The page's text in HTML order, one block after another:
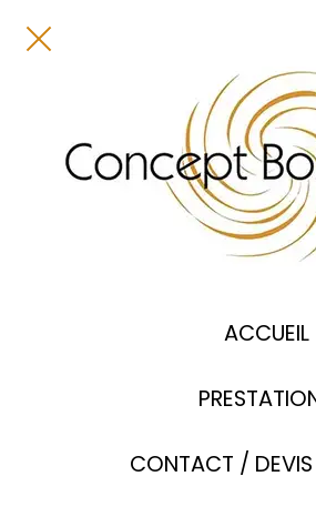
ACCUEIL
CONTACT / DEVIS